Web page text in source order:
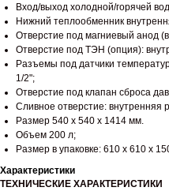
Вход/выход холодной/горячей
Нижний теплообменник
Отверстие под магниевый анод
Отверстие под ТЭН (опция):
Разъемы под датчики
1/2";
Отверстие под клапан сброса
Сливное отверстие: внутренняя
Размер 540 х 540 х 1414 мм.
Объем 200 л;
Размер в упаковке: 610 х 610 х
Характеристики
ТЕХНИЧЕСКИЕ ХАРАКТЕРИСТИКИ